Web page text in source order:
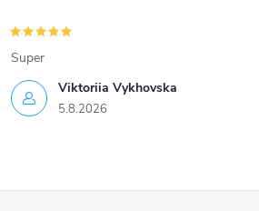
Viktoriia Vykhovska
5.8.2026
Super